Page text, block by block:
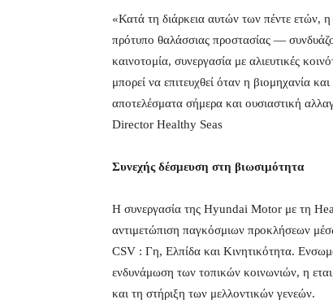
«Κατά τη διάρκεια αυτών των πέντε ετών,
πρότυπο θαλάσσιας προστασίας —
καινοτομία, συνεργασία με αλιευτικές
μπορεί να επιτευχθεί όταν η βιομηχανία
αποτελέσματα σήμερα και ουσιαστική
Director Healthy Seas
Συνεχής δέσμευση στη βιωσιμότητα
Η συνεργασία της Hyundai Motor με τη
αντιμετώπιση παγκόσμιων προκλήσεων
CSV : Γη, Ελπίδα και Κινητικότητα.
ενδυνάμωση των τοπικών κοινωνιών, η
και τη στήριξη των μελλοντικών γενεών.